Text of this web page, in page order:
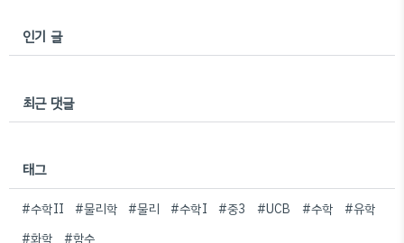
인기 글
최근 댓글
태그
#수학II #물리학 #물리 #수학I #중3 #UCB #수학
#유학
#화학
#함수